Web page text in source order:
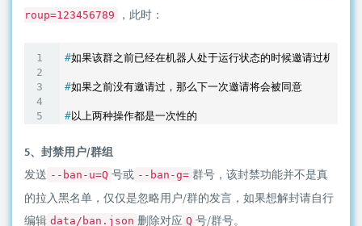
roup=123456789
，此时：
#如果该群之前已经在机器人处于运行状态的时候邀请过机器人
#如果之前没有邀请过，那么下一次邀请将会被同意
#以上两种操作都是一次性的
5、封禁用户/群组
发送 --ban-u=Q 号或 --ban-g= 群号，该封禁功能并不是真
的拉入黑名单，仅仅是忽略用户/群的发言，如果想解封请自行
编辑 data/ban.json 删除对应 Q 号/群号。